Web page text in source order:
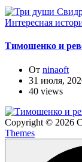
Интересная
Тимошенко и
От ninaoft
31 июля,
40 views
Copyright © 2026
Themes